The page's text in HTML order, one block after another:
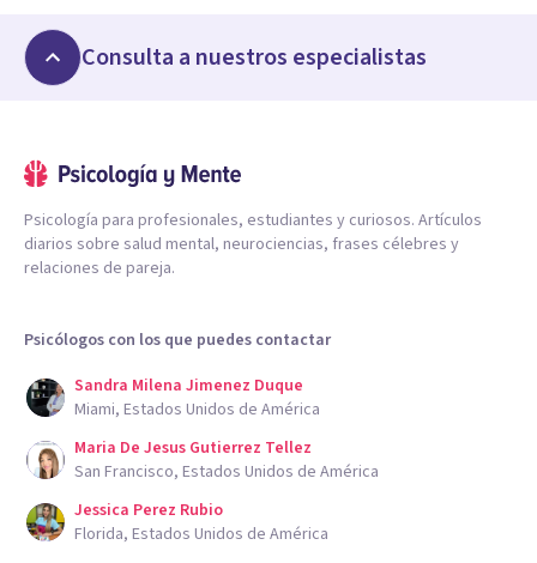
Consulta a nuestros especialistas
Psicología para profesionales, estudiantes y curiosos. Artículos
diarios sobre salud mental, neurociencias, frases célebres y
relaciones de pareja.
Psicólogos con los que puedes contactar
Sandra Milena Jimenez Duque
Miami, Estados Unidos de América
Maria De Jesus Gutierrez Tellez
San Francisco, Estados Unidos de América
Jessica Perez Rubio
Florida, Estados Unidos de América